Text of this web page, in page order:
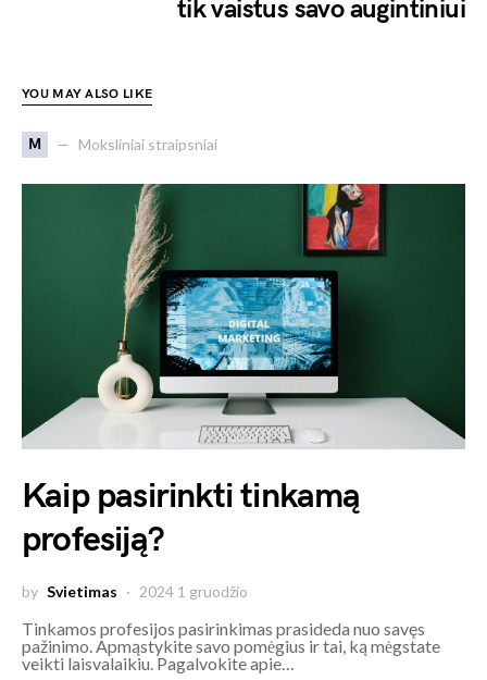
tik vaistus savo augintiniui
YOU MAY ALSO LIKE
M Moksliniai straipsniai
Kaip pasirinkti tinkamą
profesiją?
by Svietimas 2024 1 gruodžio
Tinkamos profesijos pasirinkimas prasideda nuo savęs
pažinimo. Apmąstykite savo pomėgius ir tai, ką mėgstate
veikti laisvalaikiu. Pagalvokite apie…